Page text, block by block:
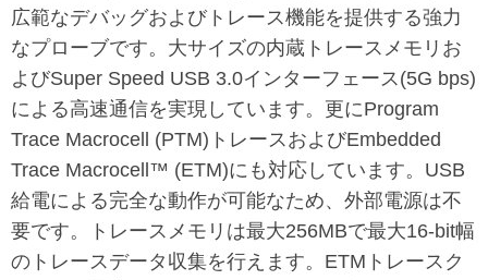
広範なデバッグおよびトレース機能を提供する強力
なプローブです。大サイズの内蔵トレースメモリお
よびSuper Speed USB 3.0インターフェース(5G bps)
による高速通信を実現しています。更にProgram
Trace Macrocell (PTM)トレースおよびEmbedded
Trace Macrocell™ (ETM)にも対応しています。USB
給電による完全な動作が可能なため、外部電源は不
要です。トレースメモリは最大256MBで最大16-bit幅
のトレースデータ収集を行えます。ETMトレースク